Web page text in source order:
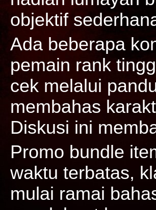
objektif
Ada beberapa
pemain rank
cek melalui
membahas
Diskusi ini
Promo bundle
waktu terbatas,
mulai ramai